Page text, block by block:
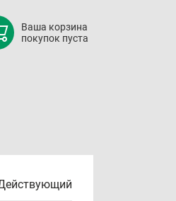
Ваша корзина
покупок пуста